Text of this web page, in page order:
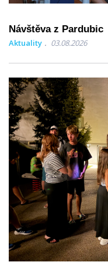
Návštěva z Pardubic
Aktuality 03.08.2026